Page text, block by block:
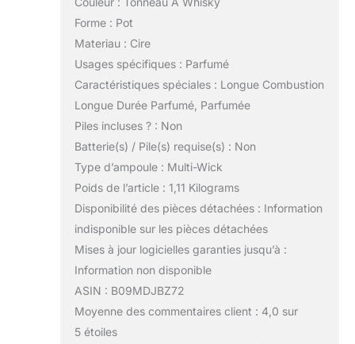
Forme : Pot
Materiau : Cire
Usages spécifiques : Parfumé
Caractéristiques spéciales : Longue Combustion
Longue Durée Parfumé, Parfumée
Piles incluses ? : Non
Batterie(s) / Pile(s) requise(s) : Non
Type d’ampoule : Multi-Wick
Poids de l’article : 1,11 Kilograms
Disponibilité des pièces détachées : Information
indisponible sur les pièces détachées
Mises à jour logicielles garanties jusqu’à :
Information non disponible
ASIN : B09MDJBZ72
Moyenne des commentaires client : 4,0 sur
5 étoiles